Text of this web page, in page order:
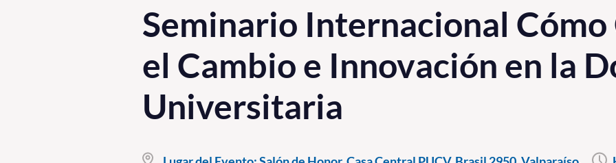
Seminario Internacional
el Cambio e Innovación en la
Universitaria